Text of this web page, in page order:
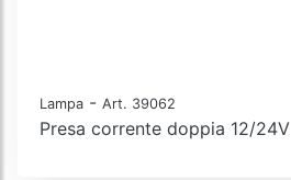
Lampa - Art. 39062
Presa corrente doppia 12/24V